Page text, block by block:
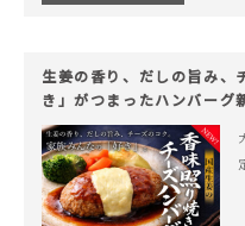
生姜の香り、だしの旨み、
き」がつまったハンバーグ